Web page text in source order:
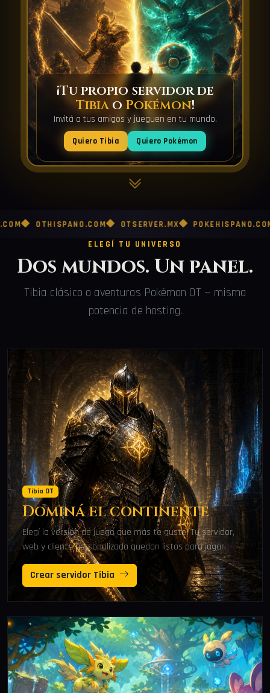
¡Tu propio servidor de
Tibiao Pokémon!
Invitá a tus amigos y jueguen en tu mundo.
Quiero Tibia Quiero Pokémon
OTSERVER.MX POKEHISPANO.COM
ELEGÍ TU UNIVERSO
Dos mundos. Un panel.
Tibia clásico o aventuras Pokémon OT — misma
potencia de hosting.
Tibia OT
Dominá el continente
Elegí la versión de juego que más te guste. Tu servidor,
web y cliente personalizado quedan listos para jugar.
Crear servidor Tibia